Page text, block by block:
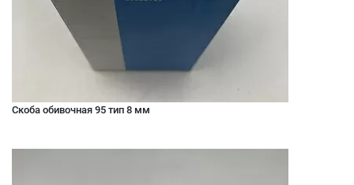
Скоба обивочная 95 тип 8 мм